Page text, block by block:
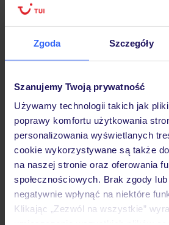
Zgoda Szczegóły
Szanujemy Twoją prywatność
Używamy technologii takich jak
poprawy komfortu użytkowania
personalizowania wyświetlanych
cookie wykorzystywane są także
na naszej stronie oraz oferowania
społecznościowych. Brak zgody
negatywnie wpłynąć na niektóre
Klikając „Zezwól na wszystkie”
Hotel
Pokoje
Wyżywienie